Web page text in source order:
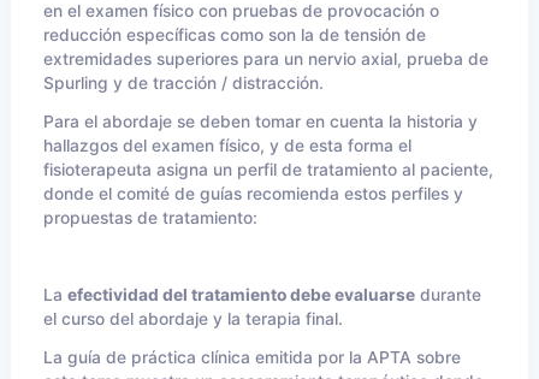
en el examen físico con pruebas de provocación o
reducción específicas como son la de tensión de
extremidades superiores para un nervio axial, prueba de
Spurling y de tracción / distracción.
Para el abordaje se deben tomar en cuenta la historia y
hallazgos del examen físico, y de esta forma el
fisioterapeuta asigna un perfil de tratamiento al paciente,
donde el comité de guías recomienda estos perfiles y
propuestas de tratamiento:
La efectividad del tratamiento debe evaluarse durante
el curso del abordaje y la terapia final.
La guía de práctica clínica emitida por la APTA sobre